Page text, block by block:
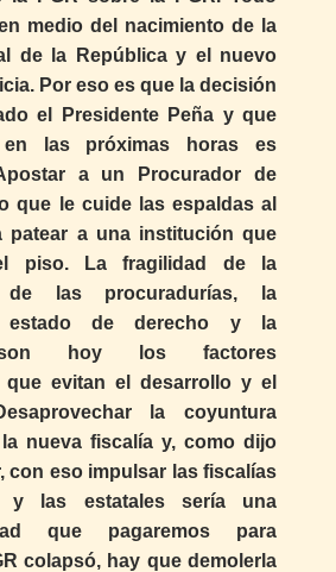
medio del nacimiento de la
de la República y el nuevo
Por eso es que la decisión
el Presidente Peña y que
en las próximas horas es
a un Procurador de
que le cuide las espaldas al
patear a una institución que
piso. La fragilidad de la
de las procuradurías, la
estado de derecho y la
son hoy los factores
que evitan el desarrollo y el
la coyuntura
nueva fiscalía y, como dijo
con eso impulsar las fiscalías
y las estatales sería una
que pagaremos para
colapsó, hay que demolerla